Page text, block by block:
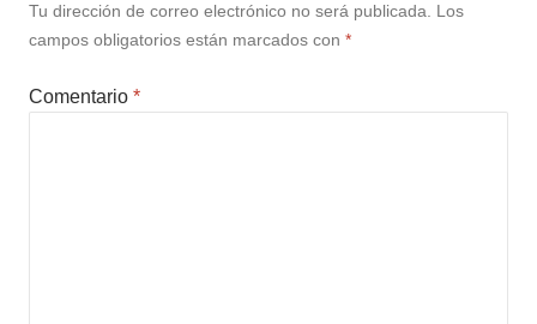
Tu dirección de correo electrónico no será publicada. Los
campos obligatorios están marcados con *
Comentario *